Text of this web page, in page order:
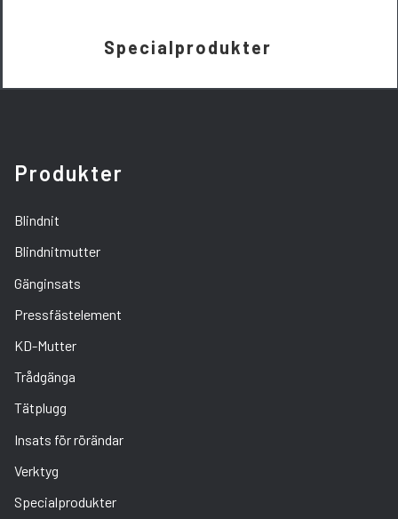
Specialprodukter
Produkter
Blindnit
Blindnitmutter
Gänginsats
Pressfästelement
KD-Mutter
Trådgänga
Tätplugg
Insats för rörändar
Verktyg
Specialprodukter